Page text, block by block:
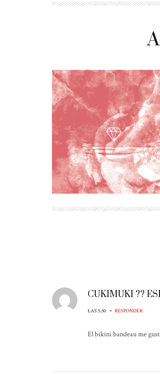
CUKIMUKI ??
LAS 5:30 • RESPONDER
El bikini bandeau me